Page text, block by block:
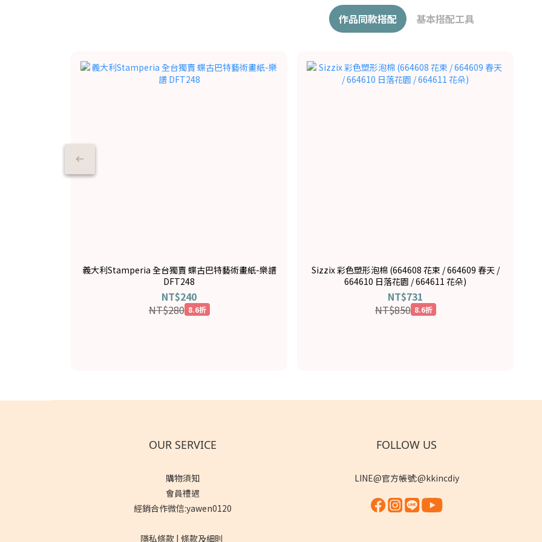
作品同款搭配 基本搭配工具
義大利Stamperia 全台獨賣 蝶古巴特藝術畫紙-樂譜
DFT248
NT$240
NT$280 8.6折
Sizzix 彩色塑形泡棉 (664608 花束 / 664609 春天 /
664610 日落花園 / 664611 花朵)
NT$731
NT$850 8.6折
OUR SERVICE
購物須知
會員禮遇
經銷合作微信:yawen0120
隱私條款 | 條款及細則
FOLLOW US
LINE@官方帳號:@kkincdiy